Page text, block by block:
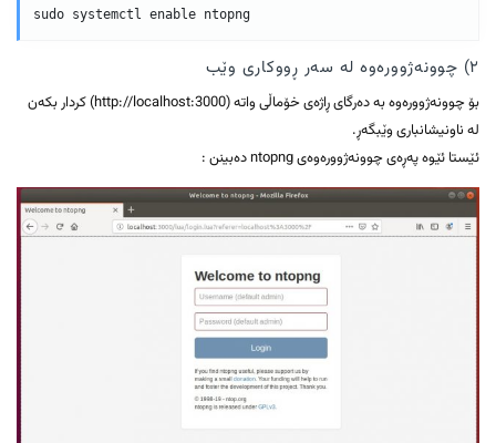
٢) چوونەژوورەوە لە سەر ڕووکاری وێب
بۆ چوونەژوورەوە بە دەرگای ڕاژەی خۆماڵی واتە (http://localhost:3000) کردار بکەن
لە ناونیشانباری وێبگەڕ.
ئێستا ئێوە پەڕەی چوونەژوورەوەی ntopng دەبینن :